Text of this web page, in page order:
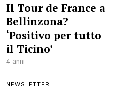
Il Tour de France a
Bellinzona?
‘Positivo per tutto
il Ticino’
4 anni
NEWSLETTER